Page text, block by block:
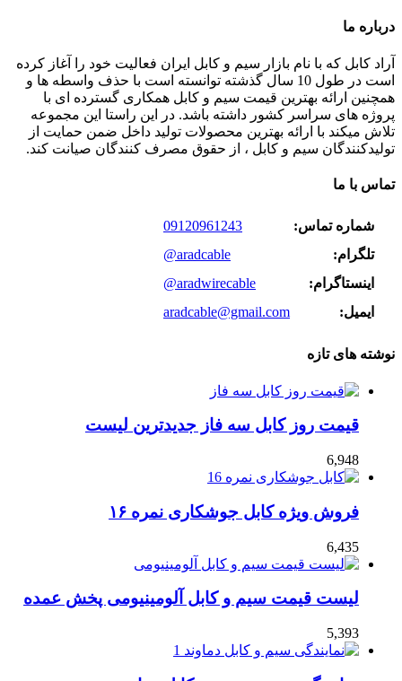
درباره ما
آراد کابل که با نام بازار سیم و کابل ایران فعالیت خود را آغاز کرده
است در طول 10 سال گذشته توانسته است با حذف واسطه ها و
همچنین ارائه بهترین قیمت سیم و کابل همکاری گسترده ای با
پروژه های سراسر کشور داشته باشد. در این راستا این مجموعه
تلاش میکند با ارائه بهترین محصولات تولید داخل ضمن حمایت از
تولیدکنندگان سیم و کابل ، از حقوق مصرف کنندگان صیانت کند.
تماس با ما
شماره تماس:
09120961243
تلگرام:
@aradcable
اینستاگرام:
@aradwirecable
ایمیل:
aradcable@gmail.com
نوشته های تازه
قیمت روز کابل سه فاز جدیدترین لیست
6,948
فروش ویژه کابل جوشکاری نمره ۱۶
6,435
لیست قیمت سیم و کابل آلومینیومی پخش عمده
5,393